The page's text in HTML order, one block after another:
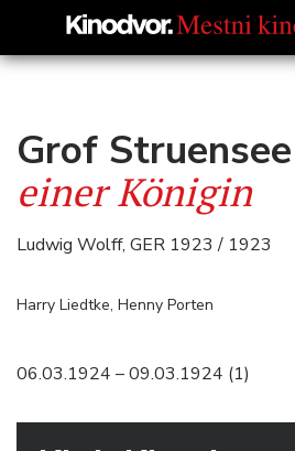
Grof Struensee
einer Königin
Ludwig Wolff, GER 1923 / 1923
Harry Liedtke, Henny Porten
06.03.1924 – 09.03.1924 (1)